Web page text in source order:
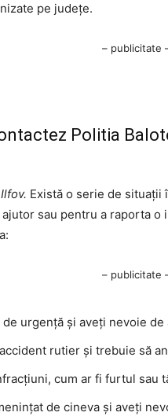
pe județe.
– publicitate
Politia
Există o serie de situații
sau pentru a raporta
– publicitate
urgență și aveți nevoie de
rutier și trebuie să
cum ar fi furtul sau
de cineva și aveți